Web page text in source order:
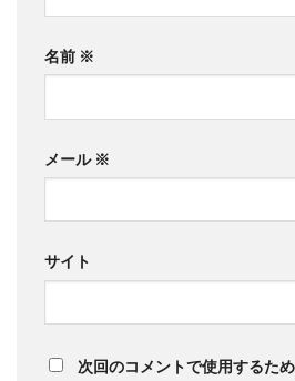
名前 ※
メール ※
サイト
次回のコメントで使用するた